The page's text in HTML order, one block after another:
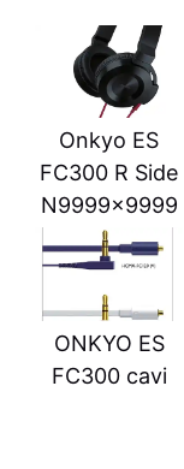
Onkyo ES
FC300 R Side
N9999x9999
ONKYO ES
FC300 cavi